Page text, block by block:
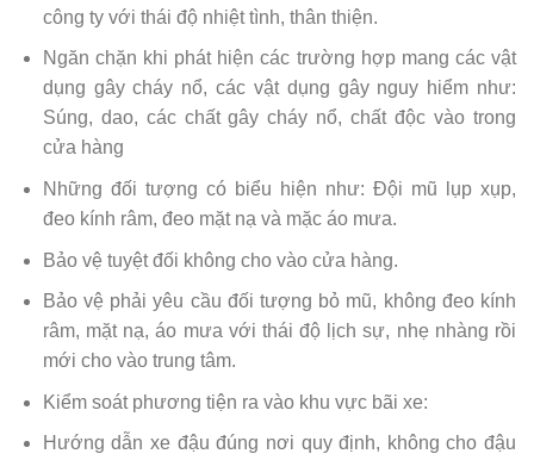
công ty với thái độ nhiệt tình, thân thiện.
Ngăn chặn khi phát hiện các trường hợp mang các vật
dụng gây cháy nổ, các vật dụng gây nguy hiểm như:
Súng, dao, các chất gây cháy nổ, chất độc vào trong
cửa hàng
Những đối tượng có biểu hiện như: Đội mũ lụp xụp,
đeo kính râm, đeo mặt nạ và mặc áo mưa.
Bảo vệ tuyệt đối không cho vào cửa hàng.
Bảo vệ phải yêu cầu đối tượng bỏ mũ, không đeo kính
râm, mặt nạ, áo mưa với thái độ lịch sự, nhẹ nhàng rồi
mới cho vào trung tâm.
Kiểm soát phương tiện ra vào khu vực bãi xe:
Hướng dẫn xe đậu đúng nơi quy định, không cho đậu